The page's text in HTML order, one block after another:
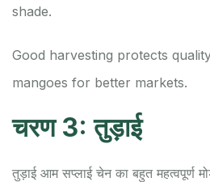
shade.
Good harvesting protects
mangoes for better markets.
चरण 3: तुड़ाई
तुड़ाई आम सप्लाई चेन का बहुत महत्वपूर्ण